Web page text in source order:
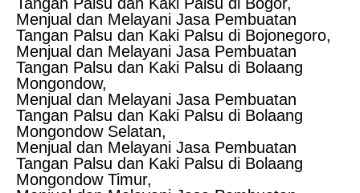
Tangan Palsu dan Kaki Palsu di Bogor,
Menjual dan Melayani Jasa Pembuatan
Tangan Palsu dan Kaki Palsu di Bojonegoro,
Menjual dan Melayani Jasa Pembuatan
Tangan Palsu dan Kaki Palsu di Bolaang
Mongondow,
Menjual dan Melayani Jasa Pembuatan
Tangan Palsu dan Kaki Palsu di Bolaang
Mongondow Selatan,
Menjual dan Melayani Jasa Pembuatan
Tangan Palsu dan Kaki Palsu di Bolaang
Mongondow Timur,